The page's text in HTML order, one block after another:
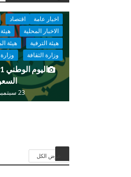
اخبار عامة اقتصاد
الاخبار المحلية
هيئة الترفية
هيئة
وزارة الثقافة
23 سبتمبر, 2021
عرض الكل